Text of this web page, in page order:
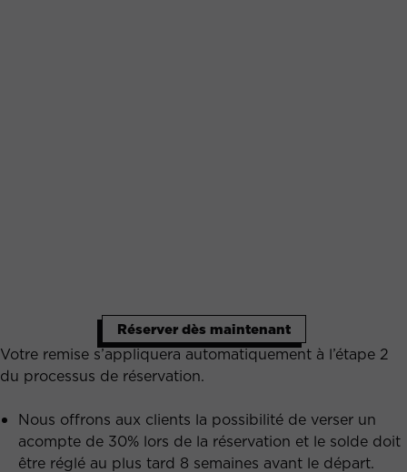
Réserver dès maintenant
Votre remise s’appliquera automatiquement à l’étape 2
du processus de réservation.
Nous offrons aux clients la possibilité de verser un
acompte de 30% lors de la réservation et le solde doit
être réglé au plus tard 8 semaines avant le départ.